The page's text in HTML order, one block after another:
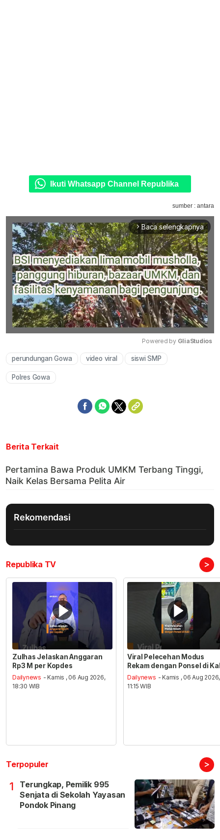
Ikuti Whatsapp Channel Republika
sumber : antara
arrow_forward_ios Baca selengkapnya
Powered by GliaStudios
perundungan Gowa video viral siswi SMP
Polres Gowa
Berita Terkait
Rekomendasi
Republika TV >
Zulhas Jelaskan Anggaran
Rp3 M per Kopdes
Dailynews - Kamis , 06 Aug 2026,
18:30 WIB
Viral Pelecehan Modus
Rekam dengan Ponsel di
Dailynews - Kamis , 06 Aug 2026,
11:15 WIB
Terpopuler >
1
Terungkap, Pemilik 995
Senjata di Sekolah Yayasan
Pondok Pinang